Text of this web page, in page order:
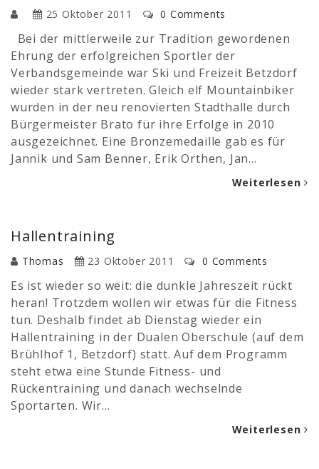
25 Oktober 2011 0 Comments
Bei der mittlerweile zur Tradition gewordenen
Ehrung der erfolgreichen Sportler der
Verbandsgemeinde war Ski und Freizeit Betzdorf
wieder stark vertreten. Gleich elf Mountainbiker
wurden in der neu renovierten Stadthalle durch
Bürgermeister Brato für ihre Erfolge in 2010
ausgezeichnet. Eine Bronzemedaille gab es für
Jannik und Sam Benner, Erik Orthen, Jan…
Weiterlesen
Hallentraining
Thomas 23 Oktober 2011 0 Comments
Es ist wieder so weit: die dunkle Jahreszeit rückt
heran! Trotzdem wollen wir etwas für die Fitness
tun. Deshalb findet ab Dienstag wieder ein
Hallentraining in der Dualen Oberschule (auf dem
Brühlhof 1, Betzdorf) statt. Auf dem Programm
steht etwa eine Stunde Fitness- und
Rückentraining und danach wechselnde
Sportarten. Wir…
Weiterlesen